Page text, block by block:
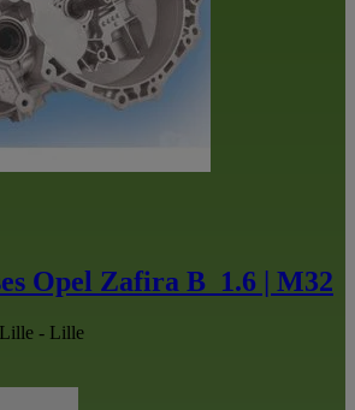
Opel Zafira B_1.6 | M32
Lille - Lille